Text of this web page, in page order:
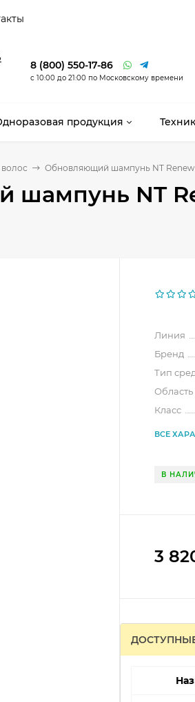
8 (800) 550-17-86
с 10:00 до 21:00 по Московскому времени
продукция
Обновляющий шампунь NT
NT
Линия
Бренд
Тип
Класс
ВСЕ
В
3